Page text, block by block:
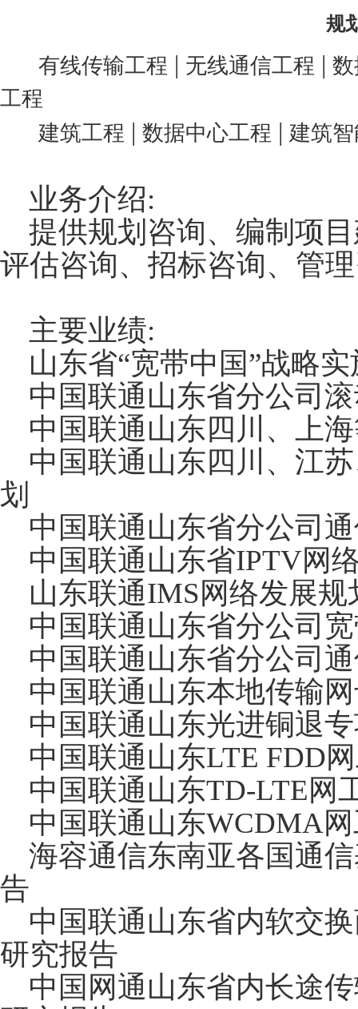
规
有线传输工程 | 无线通信工程 |
工程
建筑工程 | 数据中心工程 | 建筑
业务介绍:
提供规划咨询、编制项
评估咨询、招标咨询、管
主要业绩:
山东省“宽带中国”战略实
中国联通山东省分公司
中国联通山东四川、上
中国联通山东四川、江
划
中国联通山东省分公司
中国联通山东省IPTV网
山东联通IMS网络发展规
中国联通山东省分公司
中国联通山东省分公司
中国联通山东本地传输
中国联通山东光进铜退
中国联通山东LTE FDD
中国联通山东TD-LTE网
中国联通山东WCDMA
海容通信东南亚各国通
告
中国联通山东省内软交
研究报告
中国网通山东省内长途